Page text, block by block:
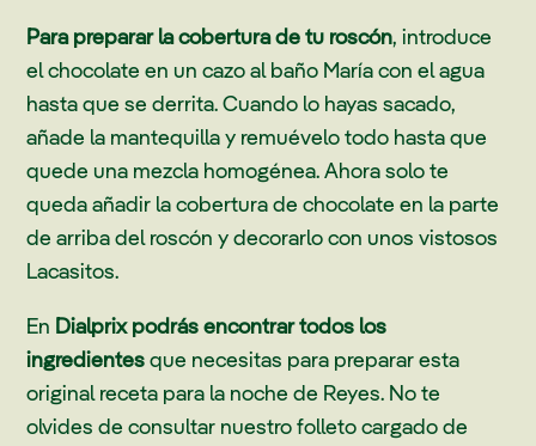
Para preparar la cobertura de tu roscón, introduce
el chocolate en un cazo al baño María con el agua
hasta que se derrita. Cuando lo hayas sacado,
añade la mantequilla y remuévelo todo hasta que
quede una mezcla homogénea. Ahora solo te
queda añadir la cobertura de chocolate en la parte
de arriba del roscón y decorarlo con unos vistosos
Lacasitos.
En Dialprix podrás encontrar todos los
ingredientesque necesitas para preparar esta
original receta para la noche de Reyes. No te
olvides de consultar nuestro folleto cargado de